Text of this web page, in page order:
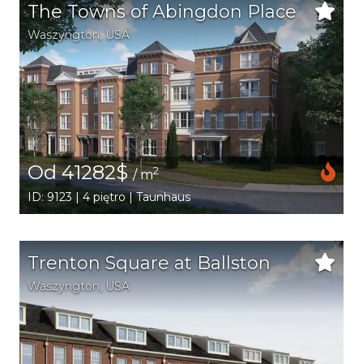
The Towns of Abingdon Place
Waszyngton,USA
Od 41282$/ m2
ID: 9123 | 4 piętro | Taunhaus
Trenton Square at Ballston
Waszyngton, USA